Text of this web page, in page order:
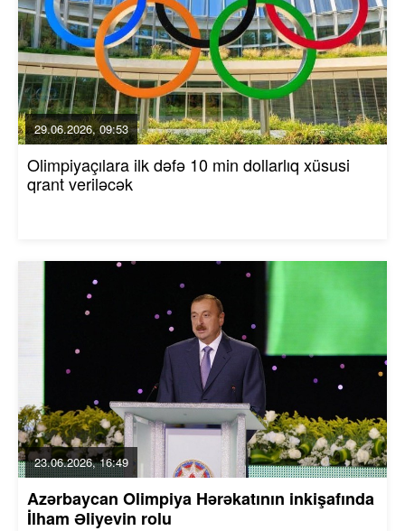
29.06.2026, 09:53
Olimpiyaçılara ilk dəfə 10 min dollarlıq xüsusi
qrant veriləcək
23.06.2026, 16:49
Azərbaycan Olimpiya Hərəkatının inkişafında
İlham Əliyevin rolu